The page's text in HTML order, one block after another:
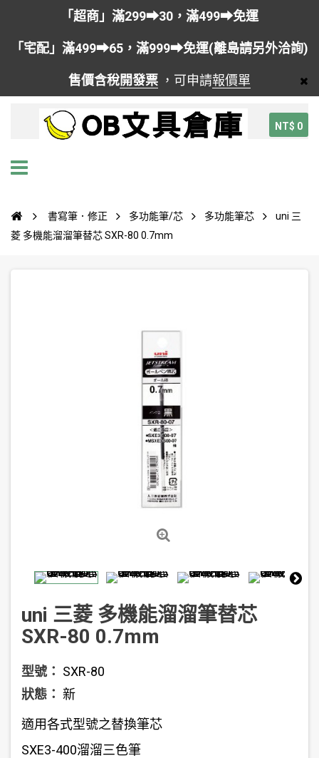
「超商」滿299➡30，滿499➡免運
「宅配」滿499➡65，滿999➡免運(離島請另外洽詢)
售價含稅開發票 ，可申請報價單
NT$ 0
書寫筆．修正 多功能筆/芯 多功能筆芯
uni 三
菱 多機能溜溜筆替芯 SXR-80 0.7mm
uni 三菱 多機能溜溜筆替芯
SXR-80 0.7mm
型號： SXR-80
狀態： 新
適用各式型號之替換筆芯
SXE3-400溜溜三色筆